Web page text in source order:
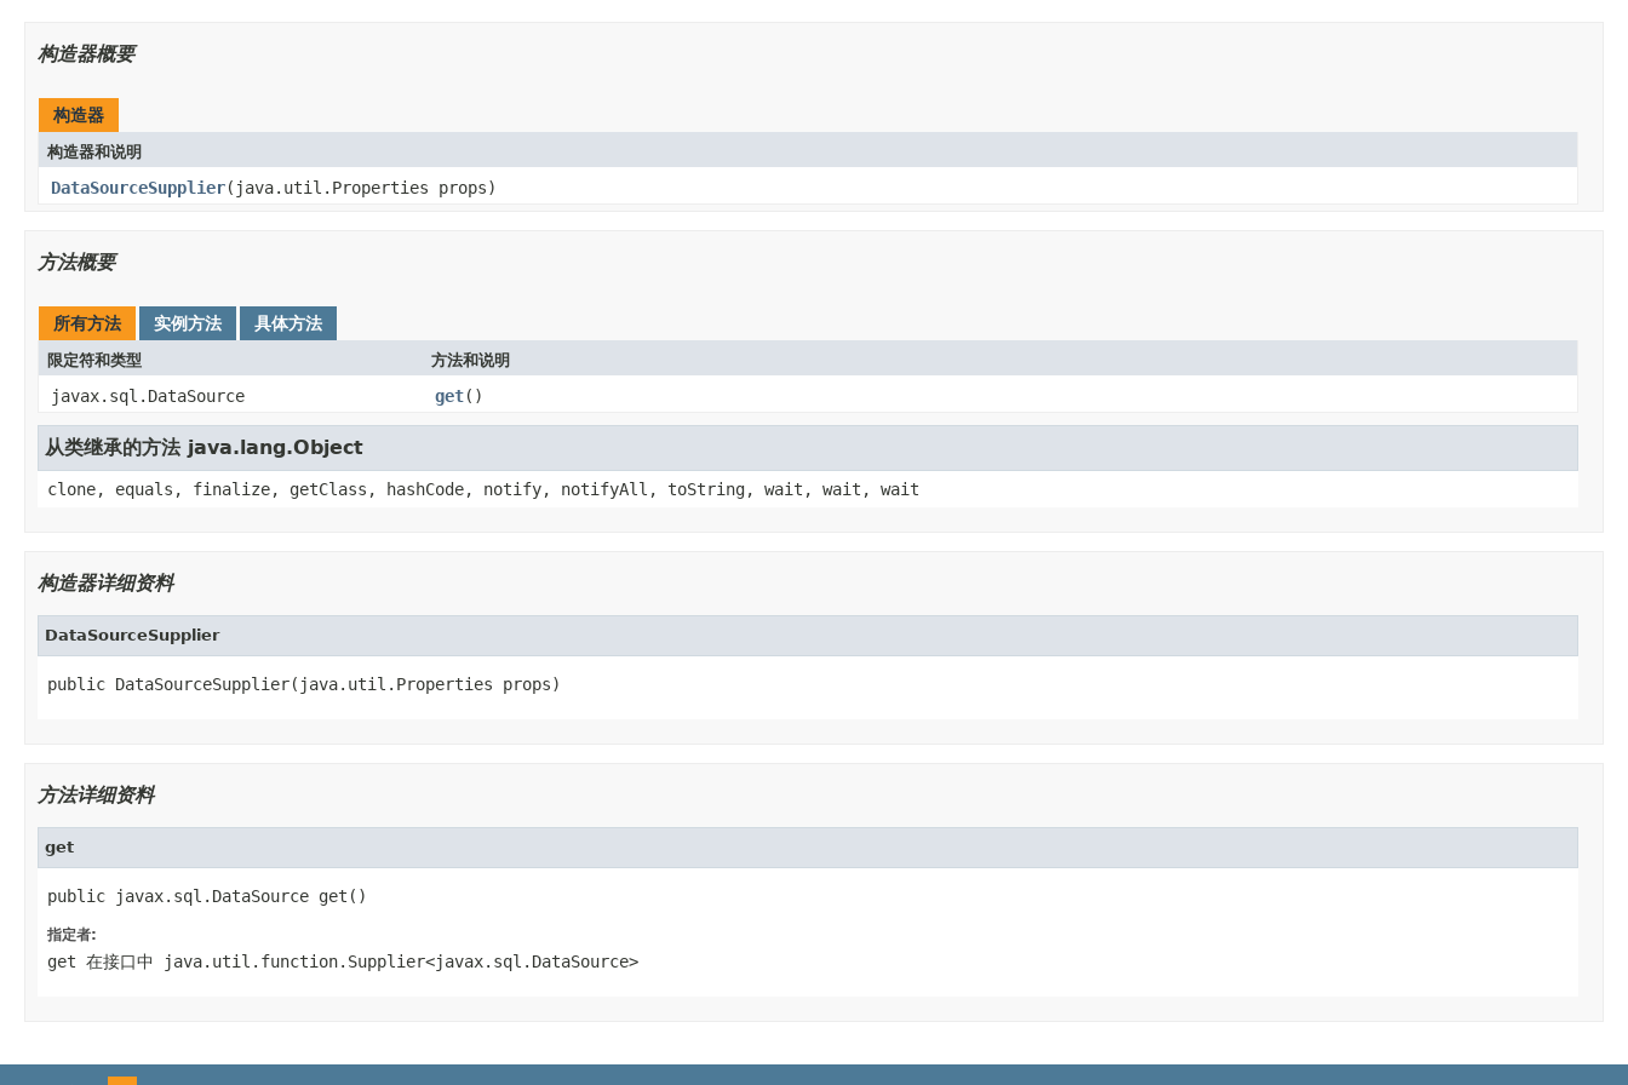
构造器概要
构造器
构造器和说明
DataSourceSupplier(java.util.Properties props)
方法概要
所有方法 实例方法 具体方法
限定符和类型 方法和说明
javax.sql.DataSource get()
从类继承的方法 java.lang.Object
clone, equals, finalize, getClass, hashCode, notify, notifyAll, toString, wait, wait, wait
构造器详细资料
DataSourceSupplier
public DataSourceSupplier(java.util.Properties props)
方法详细资料
get
public javax.sql.DataSource get()
指定者:
get 在接口中 java.util.function.Supplier<javax.sql.DataSource>